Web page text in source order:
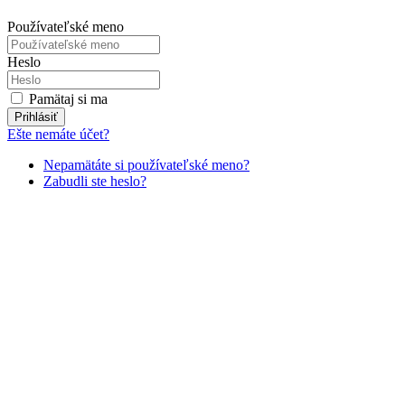
Používateľské meno
Heslo
Pamätaj si ma
Prihlásiť
Ešte nemáte účet?
Nepamätáte si používateľské meno?
Zabudli ste heslo?